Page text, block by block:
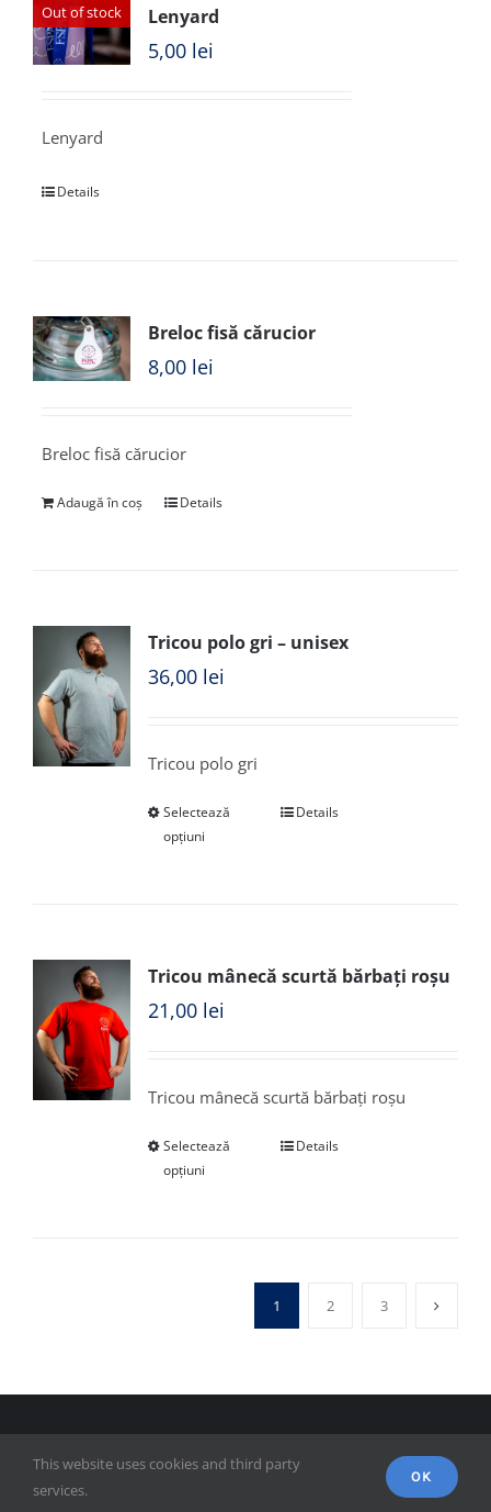
Out of stock Lenyard
5,00 lei
Lenyard
Details
Breloc fisă cărucior
8,00 lei
Breloc fisă cărucior
Adaugă în coș Details
Tricou polo gri – unisex
36,00 lei
Tricou polo gri
Selectează
opțiuni
Details
Tricou mânecă scurtă bărbați roșu
21,00 lei
Tricou mânecă scurtă bărbați roșu
Selectează
opțiuni
Details
1 2 3
Administrative și ale Comunicării
This website uses cookies and third party
services.
OK